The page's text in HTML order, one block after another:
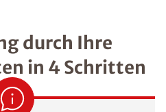
durch Ihre
in 4 Schritten